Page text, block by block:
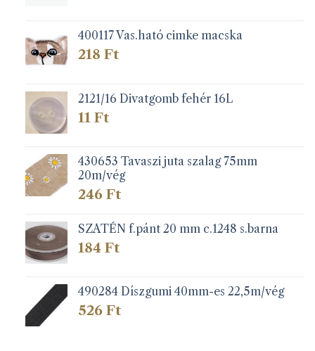
400117 Vas.ható cimke macska
218 Ft
2121/16 Divatgomb fehér 16L
11 Ft
430653 Tavaszi juta szalag 75mm
20m/vég
246 Ft
SZATÉN f.pánt 20 mm c.1248 s.barna
184 Ft
490284 Díszgumi 40mm-es 22,5m/vég
526 Ft